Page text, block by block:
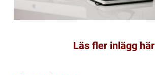
Läs fler inlägg här